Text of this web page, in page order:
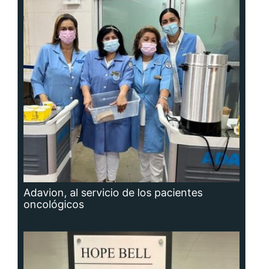
Adavion, al servicio de los pacientes
oncológicos